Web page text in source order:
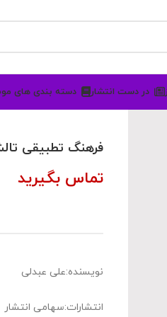
در دست انتشار دسته بندی های
فرهنگ تطبیقی
تماس بگیرید
نویسنده:علی عبدلی
انتشارات:سهامی انتشار